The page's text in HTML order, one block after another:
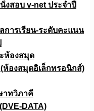
งสอบ v-net ประจำปี
การเรียน-ระดับคะแนน
ะห้องสมุด
ห้องสมุดอิเล็กทรอนิกส์)
าทวิภาคี
DATA)